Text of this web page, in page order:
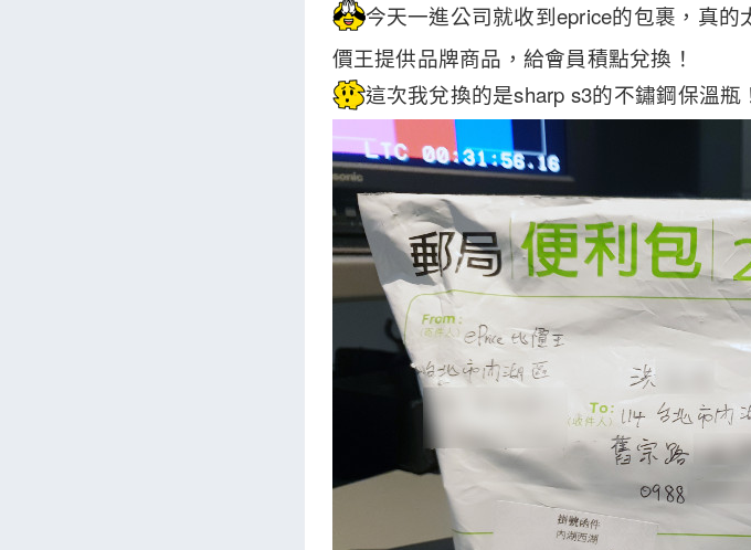
今天一進公司就收到eprice的包裹，真
價王提供品牌商品，給會員積點兌換！
這次我兌換的是sharp s3的不鏽鋼保溫瓶